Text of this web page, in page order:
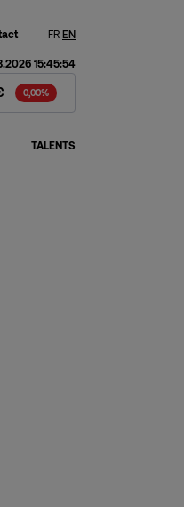
FR EN
Fnac Darty - Cours de
15:45:54
0,00%
TALENTS